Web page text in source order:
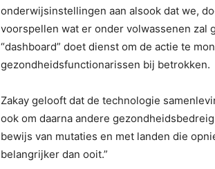
onderwijsinstellingen aan alsook dat we,
voorspellen wat er onder volwassenen zal
“dashboard” doet dienst om de actie te
gezondheidsfunctionarissen bij betrokken.
Zakay gelooft dat de technologie
ook om daarna andere
bewijs van mutaties en met landen die
belangrijker dan ooit.”